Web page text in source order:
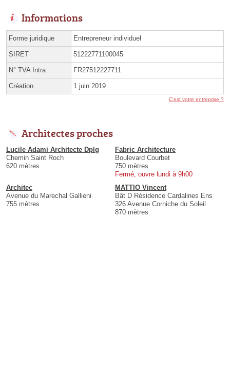
Informations
Forme juridique Entrepreneur individuel
SIRET 51222771100045
N° TVA Intra. FR27512227711
Création 1 juin 2019
C'est votre entreprise ?
Architectes proches
Lucile Adami Architecte Dplg
Chemin Saint Roch
620 mètres
Fabric Architecture
Boulevard Courbet
750 mètres
Fermé, ouvre lundi à 9h00
Architec
Avenue du Marechal Gallieni
755 mètres
MATTIO Vincent
Bât D Résidence Cardalines Ens
326 Avenue Corniche du Soleil
870 mètres